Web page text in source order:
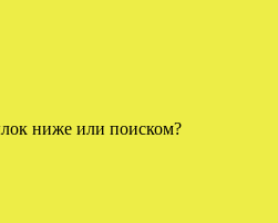
ниже или поиском?